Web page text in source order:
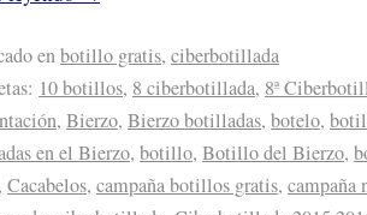
enbotillo gratis, ciberbotillada
10 botillos, 8 ciberbotillada, 8ª
, Bierzo, Bierzo botilladas, botelo,
en el Bierzo, botillo, Botillo del Bierzo,
, Cacabelos, campaña botillos gratis, campaña